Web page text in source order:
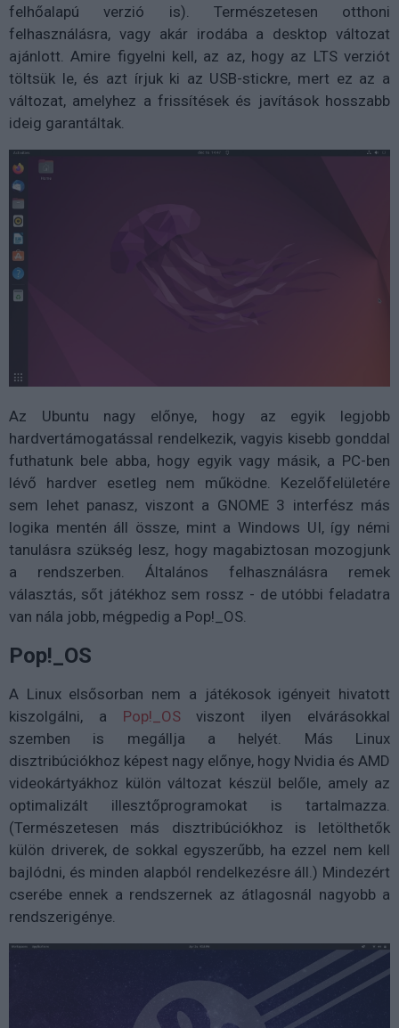
felhőalapú verzió is). Természetesen otthoni
felhasználásra, vagy akár irodába a desktop változat
ajánlott. Amire figyelni kell, az az, hogy az LTS verziót
töltsük le, és azt írjuk ki az USB-stickre, mert ez az a
változat, amelyhez a frissítések és javítások hosszabb
ideig garantáltak.
Az Ubuntu nagy előnye, hogy az egyik legjobb
hardvertámogatással rendelkezik, vagyis kisebb gonddal
futhatunk bele abba, hogy egyik vagy másik, a PC-ben
lévő hardver esetleg nem működne. Kezelőfelületére
sem lehet panasz, viszont a GNOME 3 interfész más
logika mentén áll össze, mint a Windows UI, így némi
tanulásra szükség lesz, hogy magabiztosan mozogjunk
a rendszerben. Általános felhasználásra remek
választás, sőt játékhoz sem rossz - de utóbbi feladatra
van nála jobb, mégpedig a Pop!_OS.
Pop!_OS
A Linux elsősorban nem a játékosok igényeit hivatott
kiszolgálni, a Pop!_OSviszont ilyen elvárásokkal
szemben is megállja a helyét. Más Linux
disztribúciókhoz képest nagy előnye, hogy Nvidia és AMD
videokártyákhoz külön változat készül belőle, amely az
optimalizált illesztőprogramokat is tartalmazza.
(Természetesen más disztribúciókhoz is letölthetők
külön driverek, de sokkal egyszerűbb, ha ezzel nem kell
bajlódni, és minden alapból rendelkezésre áll.) Mindezért
cserébe ennek a rendszernek az átlagosnál nagyobb a
rendszerigénye.